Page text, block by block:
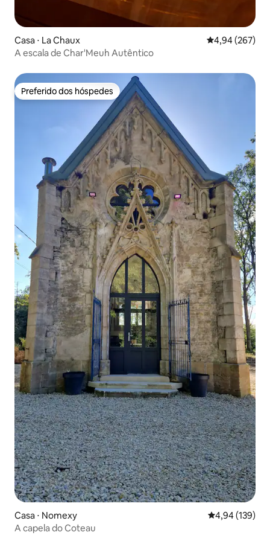
Casa ⋅ La Chaux 4,94 de uma
4,94 (267)
A escala de Char'Meuh Autêntico
Preferido dos hóspedes
Preferido dos hóspedes
Casa ⋅ Nomexy 4,94 de uma
4,94 (139)
A capela do Coteau